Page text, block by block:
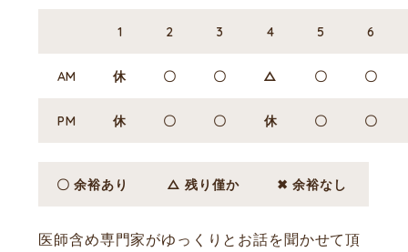
1 2 3 4 5 6
AM 休 〇 〇 △ 〇 〇
PM 休 〇 〇 休 〇 〇
〇 余裕あり △ 残り僅か ✖ 余裕なし
医師含め専門家がゆっくりとお話を聞かせて頂